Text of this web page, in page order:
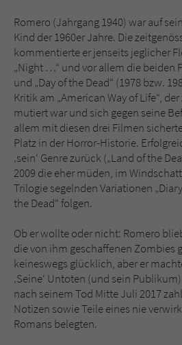
Romero (Jahrgang 1940) war auf
Kind der 1960er Jahre. Die
kommentierte er jenseits jeglicher
„Night …“ und vor allem die beiden
und „Day of the Dead“ (1978 bzw.
Kritik am „American Way of Life“,
mutiert war und sich gegen seine
allem mit diesen drei Filmen
Platz in der Horror-Historie.
‚sein‘ Genre zurück („Land of the
2009 die eher müden, im
Trilogie segelnden Variationen
the Dead“ folgen.
Ob er wollte oder nicht: Romero
die von ihm geschaffenen Zombies
keineswegs glücklich, aber er
‚Seine‘ Untoten (und sein
nach seinem Tod Mitte Juli 2017
Notizen sowie Teile eines nie
Romans belegten.